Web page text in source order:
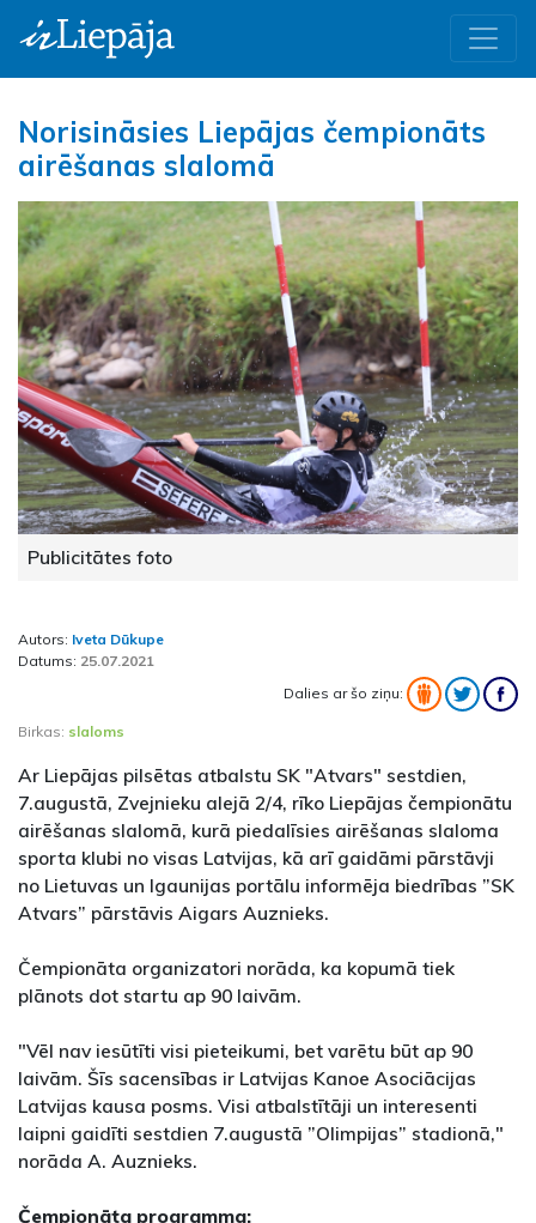
Norisināsies Liepājas čempionāts
airēšanas slalomā
Publicitātes foto
Autors: Iveta Dūkupe
Datums: 25.07.2021
Dalies ar šo ziņu:
Birkas: slaloms
Ar Liepājas pilsētas atbalstu SK "Atvars" sestdien,
7.augustā, Zvejnieku alejā 2/4, rīko Liepājas čempionātu
airēšanas slalomā, kurā piedalīsies airēšanas slaloma
sporta klubi no visas Latvijas, kā arī gaidāmi pārstāvji
no Lietuvas un Igaunijas portālu informēja biedrības ”SK
Atvars” pārstāvis Aigars Auznieks.
Čempionāta organizatori norāda, ka kopumā tiek
plānots dot startu ap 90 laivām.
"Vēl nav iesūtīti visi pieteikumi, bet varētu būt ap 90
laivām. Šīs sacensības ir Latvijas Kanoe Asociācijas
Latvijas kausa posms. Visi atbalstītāji un interesenti
laipni gaidīti sestdien 7.augustā ”Olimpijas” stadionā,"
norāda A. Auznieks.
Čempionāta programma: